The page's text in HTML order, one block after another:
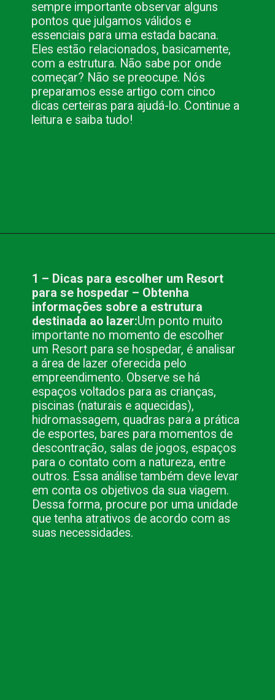
sempre importante observar alguns
pontos que julgamos válidos e
essenciais para uma estada bacana.
Eles estão relacionados, basicamente,
com a estrutura. Não sabe por onde
começar? Não se preocupe. Nós
preparamos esse artigo com cinco
dicas certeiras para ajudá-lo. Continue a
leitura e saiba tudo!
1 – Dicas para escolher um Resort
para se hospedar – Obtenha
informações sobre a estrutura
destinada ao lazer:Um ponto muito
importante no momento de escolher
um Resort para se hospedar, é analisar
a área de lazer oferecida pelo
empreendimento. Observe se há
espaços voltados para as crianças,
piscinas (naturais e aquecidas),
hidromassagem, quadras para a prática
de esportes, bares para momentos de
descontração, salas de jogos, espaços
para o contato com a natureza, entre
outros. Essa análise também deve levar
em conta os objetivos da sua viagem.
Dessa forma, procure por uma unidade
que tenha atrativos de acordo com as
suas necessidades.